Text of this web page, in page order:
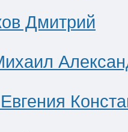
Дмитрий